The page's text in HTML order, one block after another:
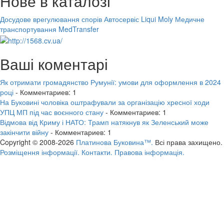
Досудове врегулювання спорів Автосервіс Liqui Moly Медичне
транспортування MedTransfer
Ваші коментарі
Як отримати громадянство Румунії: умови для оформлення в 2024
році - Комментариев: 1
На Буковині чоловіка оштрафували за організацію хресної ходи
УПЦ МП під час воєнного стану - Комментариев: 1
Відмова від Криму і НАТО: Трамп натякнув як Зеленський може
закінчити війну - Комментариев: 1
Copyright © 2008-2026 Платинова Буковина™. Всі права захищено.
Розміщення інформації. Контакти. Правова інформація.